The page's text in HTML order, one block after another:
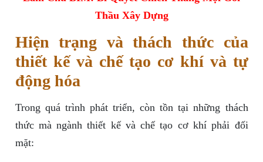
Thầu Xây Dựng
Hiện trạng và thách thức của
thiết kế và chế tạo cơ khí và tự
động hóa
Trong quá trình phát triển, còn tồn tại những thách
thức mà ngành thiết kế và chế tạo cơ khí phải đối
mặt: